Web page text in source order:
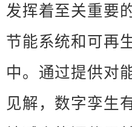
发挥着至关重要
节能系统和可再
中。通过提供对
见解，数字孪生